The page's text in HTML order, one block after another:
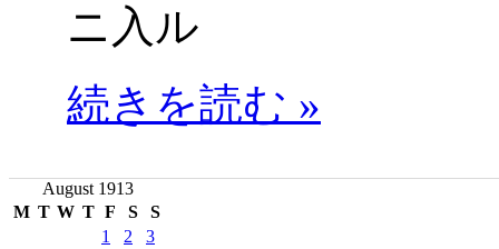
ニ入ル
続きを読む »
August 1913
M T W T F S S
1 2
3